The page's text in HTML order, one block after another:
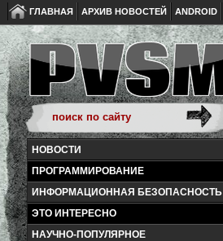
ГЛАВНАЯ АРХИВ НОВОСТЕЙ ANDROID
НОВОСТИ
ПРОГРАММИРОВАНИЕ
ИНФОРМАЦИОННАЯ БЕЗОПАСНОСТЬ
ЭТО ИНТЕРЕСНО
НАУЧНО-ПОПУЛЯРНОЕ